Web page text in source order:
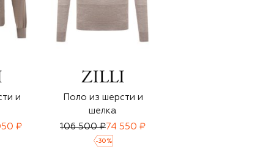
и
₽
Поло из шерсти и
шелка
106 500 ₽74 550 ₽
-30 %